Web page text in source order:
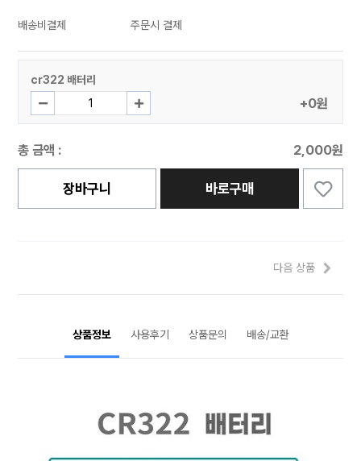
배송비결제 주문시 결제
cr322 배터리
+0원
총 금액 : 2,000원
장바구니 바로구매
다음 상품
상품정보 사용후기 상품문의 배송/교환